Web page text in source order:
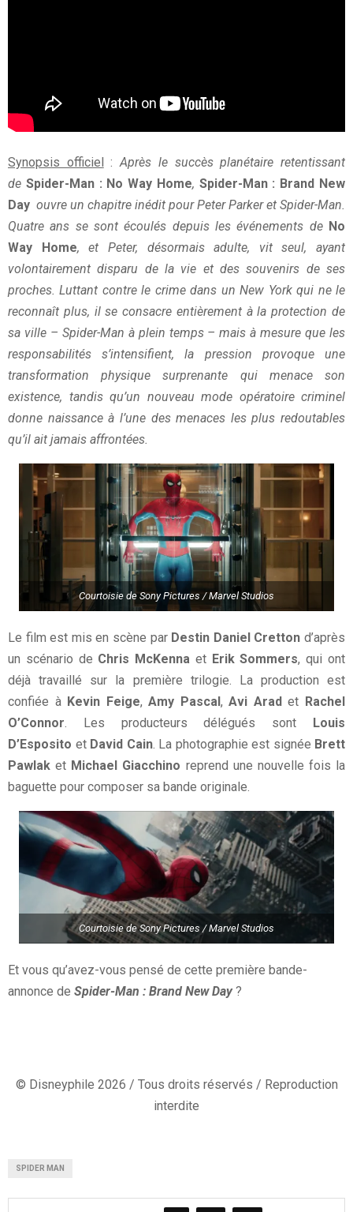
Synopsis officiel :Après le succès planétaire retentissant
de Spider-Man : No Way Home, Spider-Man : Brand New
Day ouvre un chapitre inédit pour Peter Parker et Spider-Man.
Quatre ans se sont écoulés depuis les événements de No
Way Home, et Peter, désormais adulte, vit seul, ayant
volontairement disparu de la vie et des souvenirs de ses
proches. Luttant contre le crime dans un New York qui ne le
reconnaît plus, il se consacre entièrement à la protection de
sa ville – Spider-Man à plein temps – mais à mesure que les
responsabilités s’intensifient, la pression provoque une
transformation physique surprenante qui menace son
existence, tandis qu’un nouveau mode opératoire criminel
donne naissance à l’une des menaces les plus redoutables
qu’il ait jamais affrontées.
Courtoisie de Sony Pictures / Marvel Studios
Le film est mis en scène par Destin Daniel Cretton d’après
un scénario de Chris McKenna et Erik Sommers, qui ont
déjà travaillé sur la première trilogie. La production est
confiée à Kevin Feige,Amy Pascal,Avi Aradet Rachel
O’Connor. Les producteurs délégués sont Louis
D’Esposito et David Cain. La photographie est signée Brett
Pawlak et Michael Giacchino reprend une nouvelle fois la
baguette pour composer sa bande originale.
Courtoisie de Sony Pictures / Marvel Studios
Et vous qu’avez-vous pensé de cette première bande-
annonce de Spider-Man : Brand New Day ?
© Disneyphile 2026 / Tous droits réservés / Reproduction
interdite
SPIDER MAN